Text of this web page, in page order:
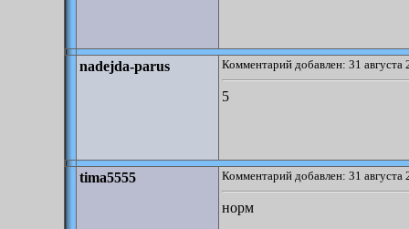
nadejda-parus Комментарий добавлен: 31 августа
5
tima5555 Комментарий добавлен: 31 августа
норм